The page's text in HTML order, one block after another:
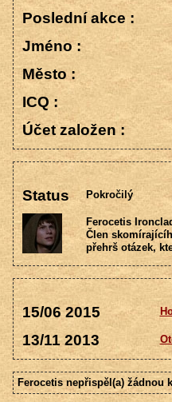
Poslední akce :
Jméno :
Město :
ICQ :
Účet založen :
Status Pokročilý
Ferocetis
Člen
přehrš otázek,
15/06 2015
13/11 2013
Ferocetis nepřispěl(a) žádnou